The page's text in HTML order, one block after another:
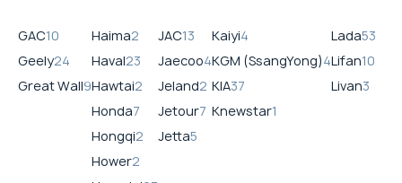
GAC10
Geely24
Great Wall9
Haima2
Haval23
Hawtai2
Honda7
Hongqi2
Hower2
JAC13
Jaecoo4
Jeland2
Jetour7
Jetta5
Kaiyi4
KGM (SsangYong)4
KIA37
Knewstar1
Lada53
Lifan10
Livan3